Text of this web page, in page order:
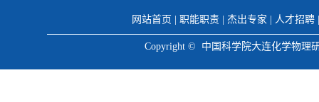
网站首页 职能职责| 杰出专家 人才招聘
Copyright © 中国科学院大连化学物